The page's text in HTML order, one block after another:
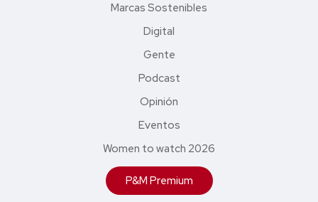
Marcas Sostenibles
Digital
Gente
Podcast
Opinión
Eventos
Women to watch 2026
P&M Premium